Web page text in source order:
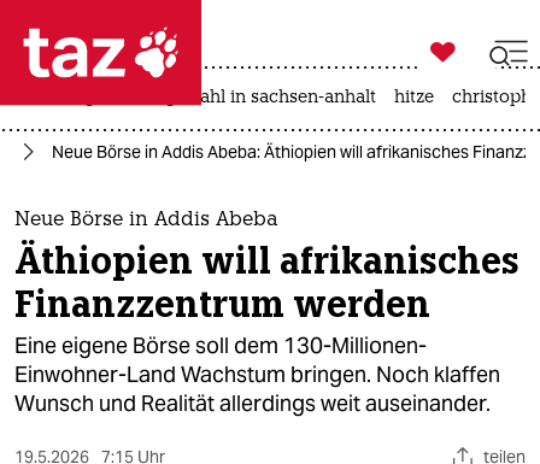
 taz zahl ich
taz zahl ich
themen
politik
öko
gesellschaft

taz zahl ich
landtagswahl in sachsen-anhalt hitze
Neue Börse in Addis Abeba: Äthiopien will afrikanisches
Neue Börse in Addis Abeba
Äthiopien will afrikanisches
Finanzzentrum werden
Eine eigene Börse soll dem 130-Millionen-
Einwohner-Land Wachstum bringen. Noch klaffen
Wunsch und Realität allerdings weit auseinander.
19.5.2026 7:15 Uhr teilen